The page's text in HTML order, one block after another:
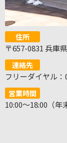
住所
〒657-0831 兵庫
連絡先
フリーダイヤル
営業時間
10:00～18:00（年